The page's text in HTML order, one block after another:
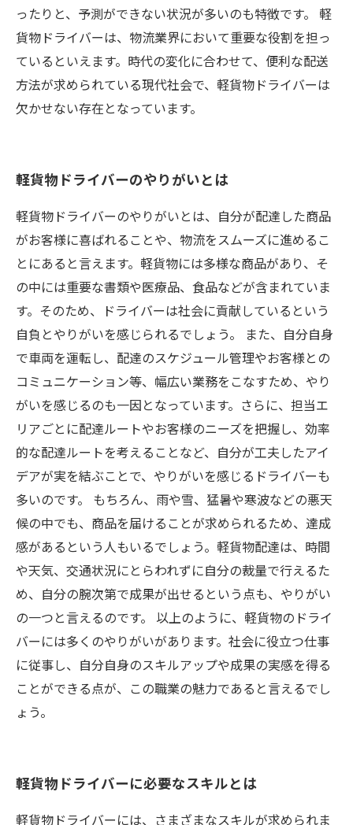
ったりと、予測ができない状況が多いのも特徴です。 軽
貨物ドライバーは、物流業界において重要な役割を担っ
ているといえます。時代の変化に合わせて、便利な配送
方法が求められている現代社会で、軽貨物ドライバーは
欠かせない存在となっています。
軽貨物ドライバーのやりがいとは
軽貨物ドライバーのやりがいとは、自分が配達した商品
がお客様に喜ばれることや、物流をスムーズに進めるこ
とにあると言えます。軽貨物には多様な商品があり、そ
の中には重要な書類や医療品、食品などが含まれていま
す。そのため、ドライバーは社会に貢献しているという
自負とやりがいを感じられるでしょう。 また、自分自身
で車両を運転し、配達のスケジュール管理やお客様との
コミュニケーション等、幅広い業務をこなすため、やり
がいを感じるのも一因となっています。さらに、担当エ
リアごとに配達ルートやお客様のニーズを把握し、効率
的な配達ルートを考えることなど、自分が工夫したアイ
デアが実を結ぶことで、やりがいを感じるドライバーも
多いのです。 もちろん、雨や雪、猛暑や寒波などの悪天
候の中でも、商品を届けることが求められるため、達成
感があるという人もいるでしょう。軽貨物配達は、時間
や天気、交通状況にとらわれずに自分の裁量で行えるた
め、自分の腕次第で成果が出せるという点も、やりがい
の一つと言えるのです。 以上のように、軽貨物のドライ
バーには多くのやりがいがあります。社会に役立つ仕事
に従事し、自分自身のスキルアップや成果の実感を得る
ことができる点が、この職業の魅力であると言えるでし
ょう。
軽貨物ドライバーに必要なスキルとは
軽貨物ドライバーには、さまざまなスキルが求められま